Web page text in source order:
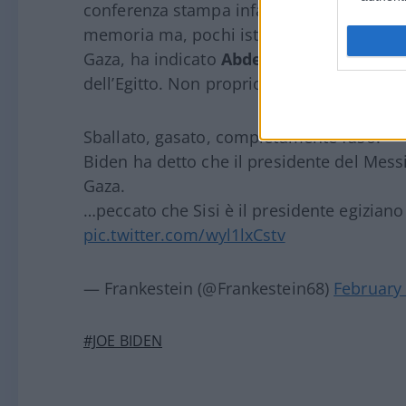
conferenza stampa infatti il presidente
memoria ma, pochi istanti dopo,
Gaza, ha indicato Abdel Fattah al-Sisi
dell’Egitto. Non proprio un buono spot
Sballato, gasato, completamente fuso.
Biden ha detto che il presidente del
Gaza.
…peccato che Sisi è il presidente
pic.twitter.com/wyl1lxCstv
— Frankestein (@Frankestein68)
#JOE BIDEN